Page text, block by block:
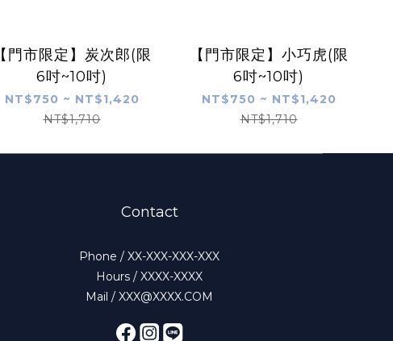
【門市限定】炭次郎(限
6吋~10吋)
NT$750 ~ NT$1,420
NT$1,710
【門市限定】小巧虎(限
6吋~10吋)
NT$750 ~ NT$1,420
NT$1,710
Contact
Phone / XX-XXX-XXX-XXX
Hours / XXXX-XXXX
Mail / XXX@XXXX.COM